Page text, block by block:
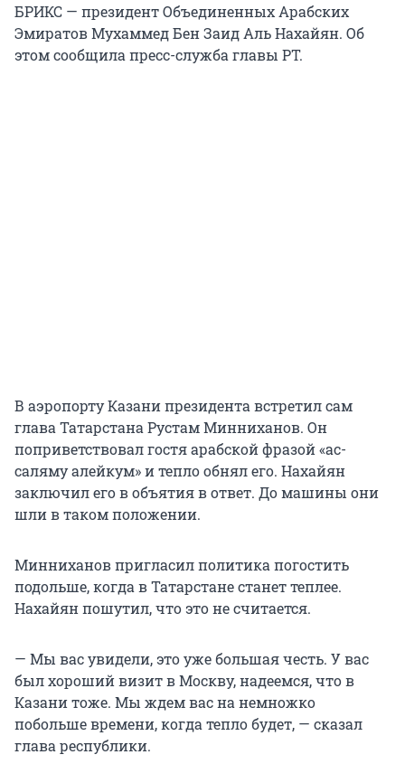
БРИКС — президент Объединенных Арабских
Эмиратов Мухаммед Бен Заид Аль Нахайян. Об
этом сообщила пресс-служба главы РТ.
В аэропорту Казани президента встретил сам
глава Татарстана Рустам Минниханов. Он
поприветствовал гостя арабской фразой «ас-
саляму алейкум» и тепло обнял его. Нахайян
заключил его в объятия в ответ. До машины они
шли в таком положении.
Минниханов пригласил политика погостить
подольше, когда в Татарстане станет теплее.
Нахайян пошутил, что это не считается.
— Мы вас увидели, это уже большая честь. У вас
был хороший визит в Москву, надеемся, что в
Казани тоже. Мы ждем вас на немножко
побольше времени, когда тепло будет, — сказал
глава республики.